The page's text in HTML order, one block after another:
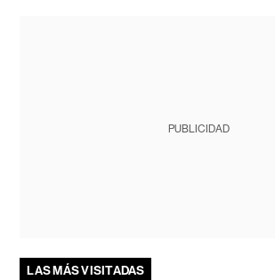
PUBLICIDAD
LAS MÁS VISITADAS